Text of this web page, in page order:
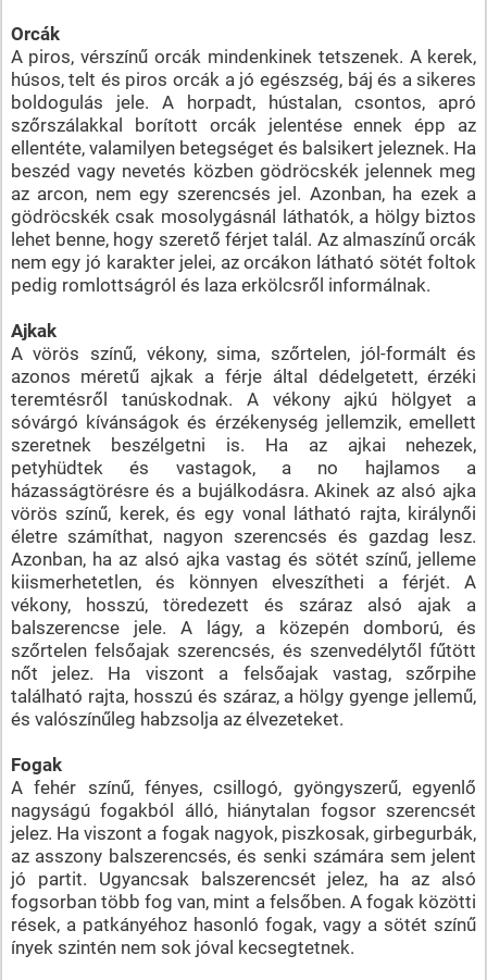
Orcák
A piros, vérszínű orcák mindenkinek tetszenek. A kerek,
húsos, telt és piros orcák a jó egészség, báj és a sikeres
boldogulás jele. A horpadt, hústalan, csontos, apró
szőrszálakkal borított orcák jelentése ennek épp az
ellentéte, valamilyen betegséget és balsikert jeleznek. Ha
beszéd vagy nevetés közben gödröcskék jelennek meg
az arcon, nem egy szerencsés jel. Azonban, ha ezek a
gödröcskék csak mosolygásnál láthatók, a hölgy biztos
lehet benne, hogy szerető férjet talál. Az almaszínű orcák
nem egy jó karakter jelei, az orcákon látható sötét foltok
pedig romlottságról és laza erkölcsről informálnak.
Ajkak
A vörös színű, vékony, sima, szőrtelen, jól-formált és
azonos méretű ajkak a férje által dédelgetett, érzéki
teremtésről tanúskodnak. A vékony ajkú hölgyet a
sóvárgó kívánságok és érzékenység jellemzik, emellett
szeretnek beszélgetni is. Ha az ajkai nehezek,
petyhüdtek és vastagok, a no hajlamos a
házasságtörésre és a bujálkodásra. Akinek az alsó ajka
vörös színű, kerek, és egy vonal látható rajta, királynői
életre számíthat, nagyon szerencsés és gazdag lesz.
Azonban, ha az alsó ajka vastag és sötét színű, jelleme
kiismerhetetlen, és könnyen elveszítheti a férjét. A
vékony, hosszú, töredezett és száraz alsó ajak a
balszerencse jele. A lágy, a közepén domború, és
szőrtelen felsőajak szerencsés, és szenvedélytől fűtött
nőt jelez. Ha viszont a felsőajak vastag, szőrpihe
található rajta, hosszú és száraz, a hölgy gyenge jellemű,
és valószínűleg habzsolja az élvezeteket.
Fogak
A fehér színű, fényes, csillogó, gyöngyszerű, egyenlő
nagyságú fogakból álló, hiánytalan fogsor szerencsét
jelez. Ha viszont a fogak nagyok, piszkosak, girbegurbák,
az asszony balszerencsés, és senki számára sem jelent
jó partit. Ugyancsak balszerencsét jelez, ha az alsó
fogsorban több fog van, mint a felsőben. A fogak közötti
rések, a patkányéhoz hasonló fogak, vagy a sötét színű
ínyek szintén nem sok jóval kecsegtetnek.